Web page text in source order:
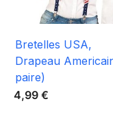
Bretelles USA,
Drapeau
paire)
4,99 €